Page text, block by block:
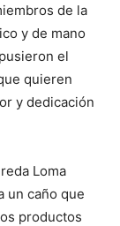
de la
y de mano
el
quieren
y dedicación
Loma
un caño que
productos